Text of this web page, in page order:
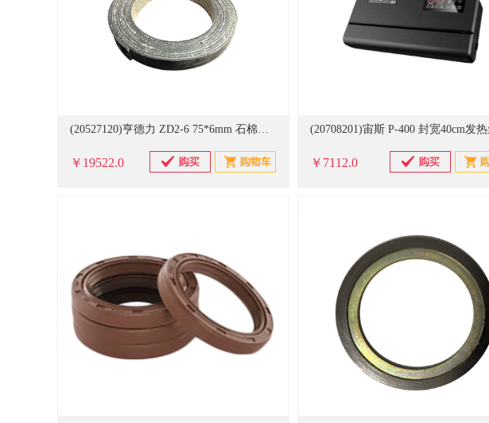
(20527120)亨德力 ZD2-6 75*6mm 石棉摩擦制动带 灰色(单位：米)
￥19522.0 ￥7112.0